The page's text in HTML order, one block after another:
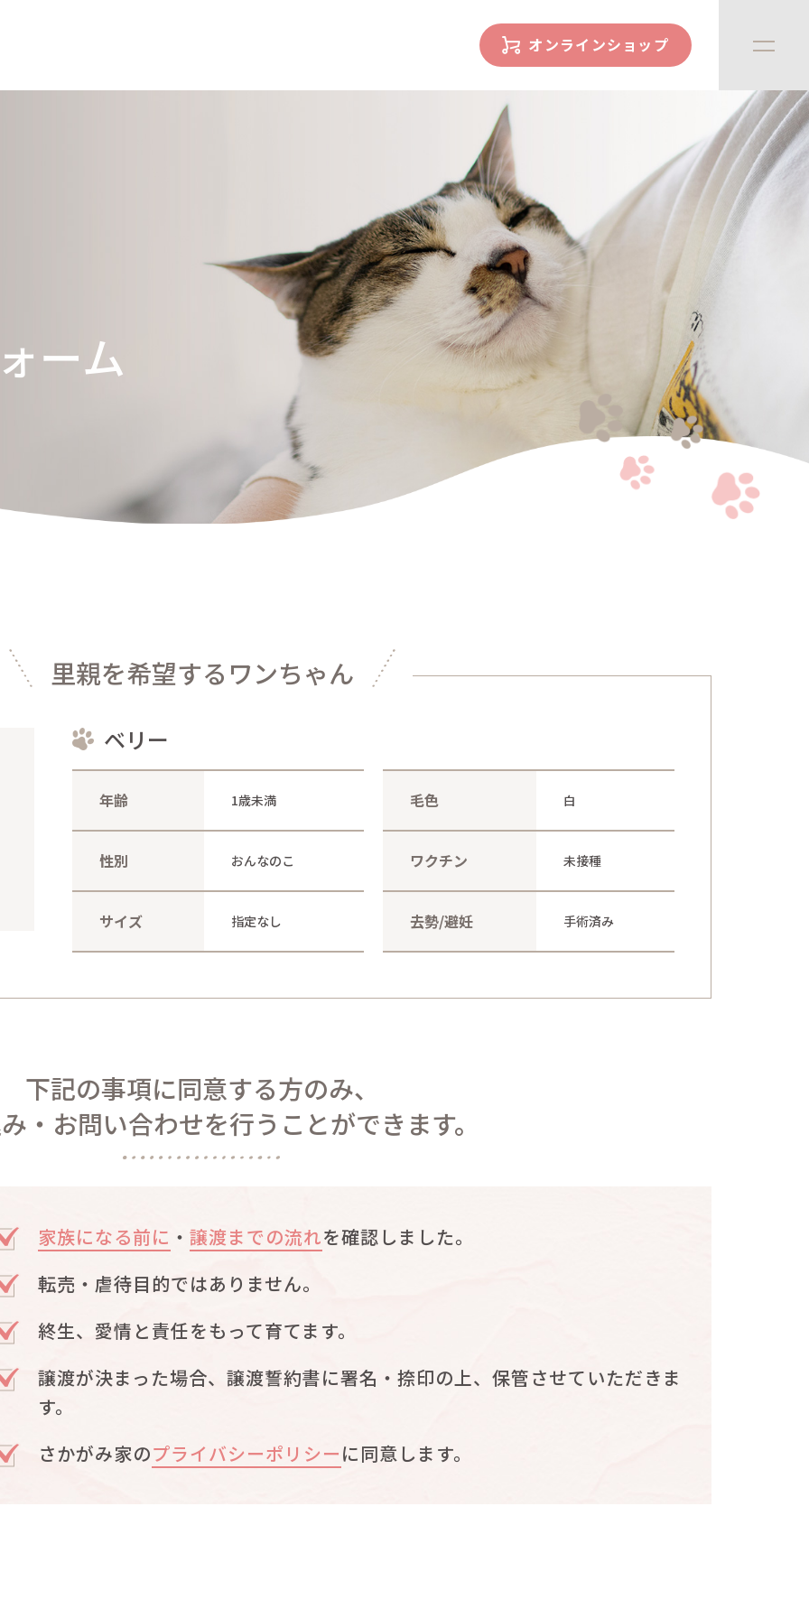
の流れ
ハウス紹介
online store
さかがみ家おすすめグッズ
新着情報
contact
お問い合わせ
オンラインショップ
ーム
里親を希望する ワンちゃん
ベリー
年齢 1歳未満
性別 おんなのこ
サイズ 指定なし
毛色 白
ワクチン 未接種
去勢/避妊 手術済み
下記の事項に同意する方のみ、
・お問い合わせを行うことができます。
家族になる前に ・譲渡までの流れを確認しました。
転売・虐待目的ではありません。
終生、愛情と責任をもって育てます。
譲渡が決まった場合、譲渡誓約書に署名・捺印の上、保管させていただきま
す。
さかがみ家のプライバシーポリシーに同意します。